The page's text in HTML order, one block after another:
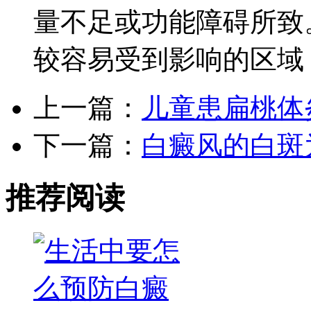
量不足或功能障碍所
较容易受到影响的区域
上一篇： 儿童患扁桃
下一篇： 白癜风的白
推荐阅读